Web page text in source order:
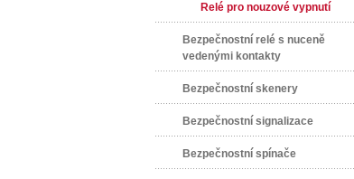
Relé pro nouzové vypnutí
Bezpečnostní relé s nuceně
vedenými kontakty
Bezpečnostní skenery
Bezpečnostní signalizace
Bezpečnostní spínače